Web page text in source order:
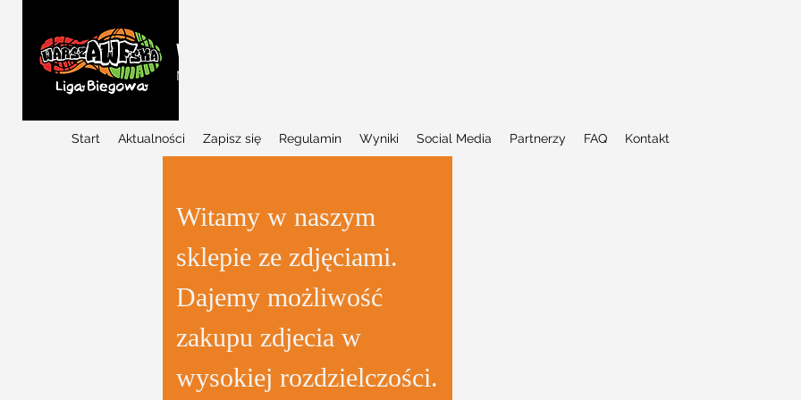
WARSZAWSKA LIGA BIEGOWA
Najlepszy w Polsce projekt biegowy dla dzieci w wieku 7-14 lat
Start Aktualności Zapisz się Regulamin Wyniki Social Media Partnerzy FAQ Kontakt
Witamy w naszym
sklepie ze zdjęciami.
Dajemy możliwość
zakupu zdjecia w
wysokiej rozdzielczości.